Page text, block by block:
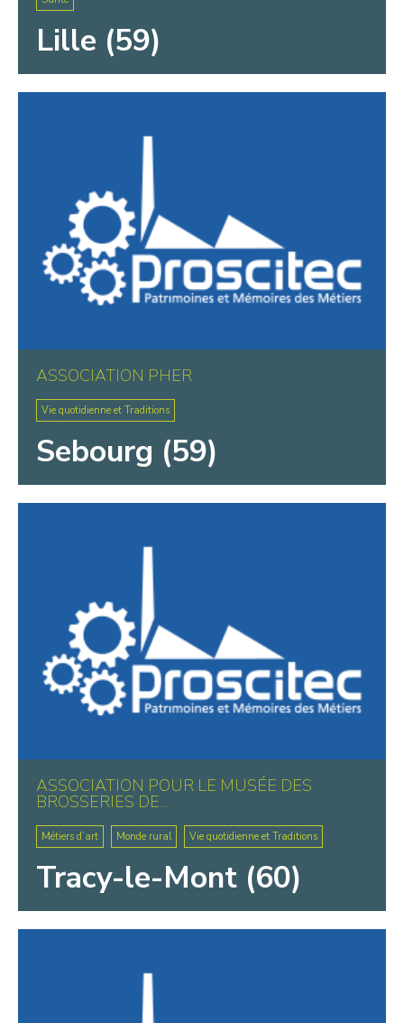
Lille (59)
ASSOCIATION PHER
Vie quotidienne et Traditions
Sebourg (59)
ASSOCIATION POUR LE MUSÉE DES
BROSSERIES DE...
Métiers d’art Monde rural Vie quotidienne et Traditions
Tracy-le-Mont (60)